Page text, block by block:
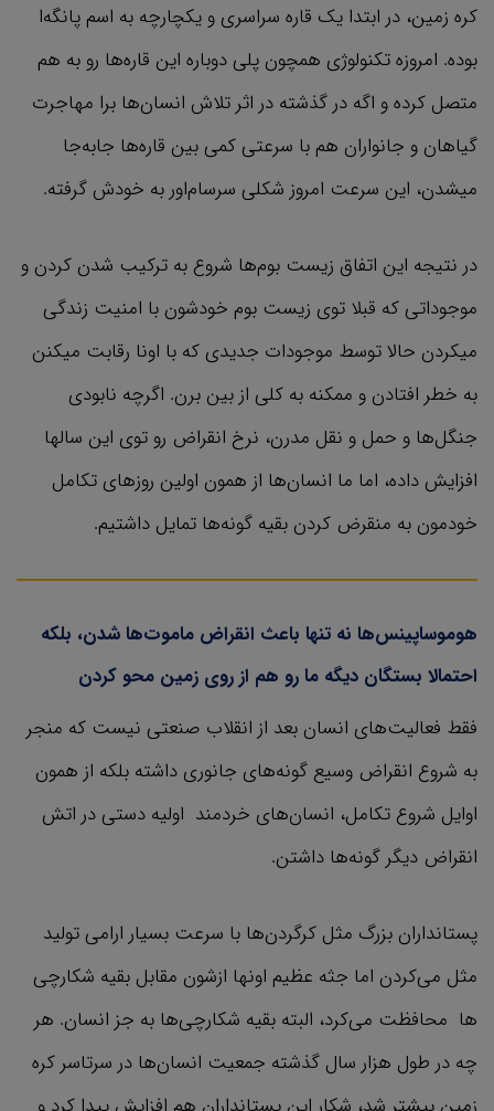
کره زمین، در ابتدا یک قاره سراسری و یکچارچه به اسم پانگه‌ا
بوده. امروزه تکنولوژی همچون پلی دوباره این قاره‌ها رو به هم
متصل کرده و اگه در گذشته در اثر تلاش انسان‌ها برا مهاجرت
گیاهان و جانواران هم با سرعتی کمی بین قاره‌ها جابه‌جا
میشدن، این سرعت امروز شکلی سرسام‌اور به خودش گرفته.
در نتیجه این اتفاق زیست بوم‌ها شروع به ترکیب شدن کردن و
موجوداتی که قبلا توی زیست بوم خودشون با امنیت زندگی
میکردن حالا توسط موجودات جدیدی که با اونا رقابت میکنن
به خطر افتادن و ممکنه به کلی از بین برن. اگرچه نابودی
جنگل‌ها و حمل و نقل مدرن، نرخ انقراض رو توی این سالها
افزایش داده، اما ما انسان‌ها از همون اولین روزهای تکامل
خودمون به منقرض کردن بقیه گونه‌ها تمایل داشتیم.
هوموساپینس‌ها نه تنها باعث انقراض ماموت‌ها شدن، بلکه
احتمالا بستگان دیگه ما رو هم از روی زمین محو کردن
فقط فعالیت‌های انسان بعد از انقلاب صنعتی نیست که منجر
به شروع انقراض وسیع گونه‌های جانوری داشته بلکه از همون
اوایل شروع تکامل، انسان‌های خردمند اولیه دستی در اتش
انقراض دیگر گونه‌ها داشتن.
پستانداران بزرگ مثل کرگردن‌ها با سرعت بسیار ارامی تولید
مثل می‌کردن اما جثه عظیم اونها ازشون مقابل بقیه شکارچی
ها محافظت می‌کرد، البته بقیه شکارچی‌ها به جز انسان. هر
چه در طول هزار سال گذشته جمعیت انسان‌ها در سرتاسر کره